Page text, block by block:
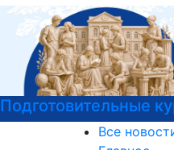
Все